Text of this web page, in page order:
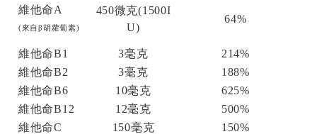
維他命A
(來自β胡蘿蔔素)
450微克(1500I
U)
64%
維他命B1 3毫克
214%
維他命B2
3毫克
188%
維他命B6
10毫克
625%
維他命B12
12毫克
500%
維他命C
150毫克 150%